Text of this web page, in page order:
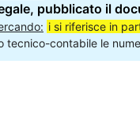
pubblicato il
i si riferisce in
tecnico-contabile le
di emergenza
dalla L 13 ottobre 2020